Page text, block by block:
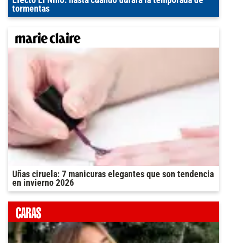
tormentas
Uñas ciruela: 7 manicuras elegantes que son tendencia
en invierno 2026